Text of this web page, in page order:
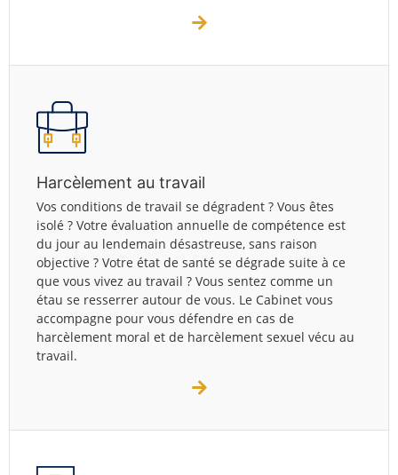
Harcèlement au travail
Vos conditions de travail se dégradent ? Vous êtes
isolé ? Votre évaluation annuelle de compétence est
du jour au lendemain désastreuse, sans raison
objective ? Votre état de santé se dégrade suite à ce
que vous vivez au travail ? Vous sentez comme un
étau se resserrer autour de vous. Le Cabinet vous
accompagne pour vous défendre en cas de
harcèlement moral et de harcèlement sexuel vécu au
travail.